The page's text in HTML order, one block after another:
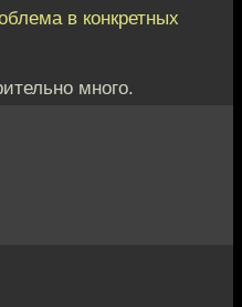
в конкретных
много.